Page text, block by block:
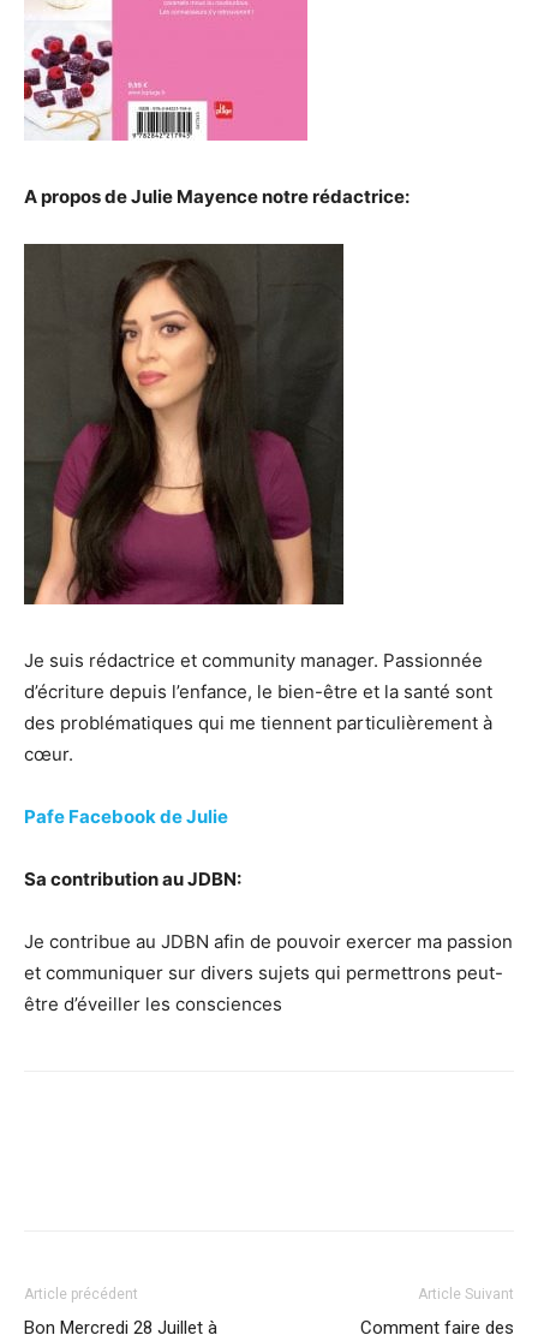
A propos de Julie Mayence notre rédactrice:
Je suis rédactrice et community manager. Passionnée
d’écriture depuis l’enfance, le bien-être et la santé sont
des problématiques qui me tiennent particulièrement à
cœur.
Pafe Facebook de Julie
Sa contribution au JDBN:
Je contribue au JDBN afin de pouvoir exercer ma passion
et communiquer sur divers sujets qui permettrons peut-
être d’éveiller les consciences
Article précédent
Bon Mercredi 28 Juillet à
Article Suivant
Comment faire des